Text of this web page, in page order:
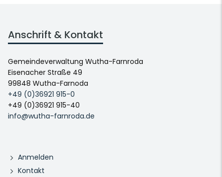
Anschrift & Kontakt
Gemeindeverwaltung Wutha-Farnroda
Eisenacher Straße 49
99848 Wutha-Farnoda
+49 (0)36921 915-0
+49 (0)36921 915-40
info@wutha-farnroda.de
Anmelden
Kontakt